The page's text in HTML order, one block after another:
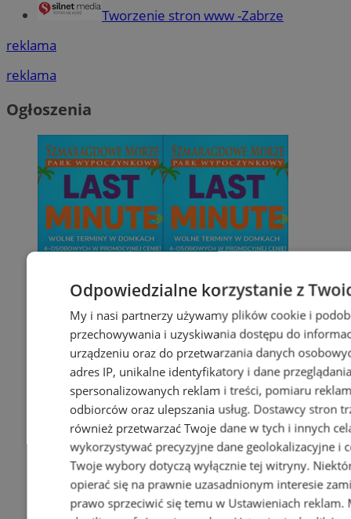
Tworzenie stron www -Zabrze
reklama
reklama
Ogłoszenia
Odpowiedzialne korzystanie z
My i nasi partnerzy używamy plików cookie i
przechowywania i uzyskiwania dostępu do
urządzeniu oraz do przetwarzania danych
adres IP, unikalne identyfikatory i dane
spersonalizowanych reklam i treści, pomiaru
odbiorców oraz ulepszania usług. Dostawcy stron
również przetwarzać Twoje dane w tych i innych
wykorzystywać precyzyjne dane geolokalizacyjne i
Twoje wybory dotyczą wyłącznie tej witryny.
opierać się na prawnie uzasadnionym interesie
prawo sprzeciwić się temu w Ustawieniach reklam.